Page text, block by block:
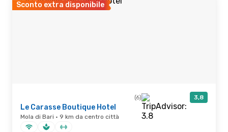
Sconto extra disponibile
(6) 3,8
Le Carasse Boutique Hotel
Mola di Bari · 9 km da centro città